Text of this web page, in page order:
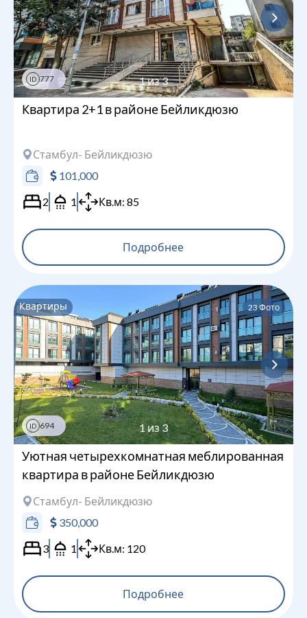
ID 777 1из3
Квартира 2+1 в районе Бейликдюзю
Стамбул- Бейликдюзю
101,000
2
1 Кв.м: 85
Подробнее
Квартиры 23Фото
ID 694 1из3
Уютная четырехкомнатная меблированная
квартира в районе Бейликдюзю
Стамбул- Бейликдюзю
350,000
3
1 Кв.м: 120
Подробнее